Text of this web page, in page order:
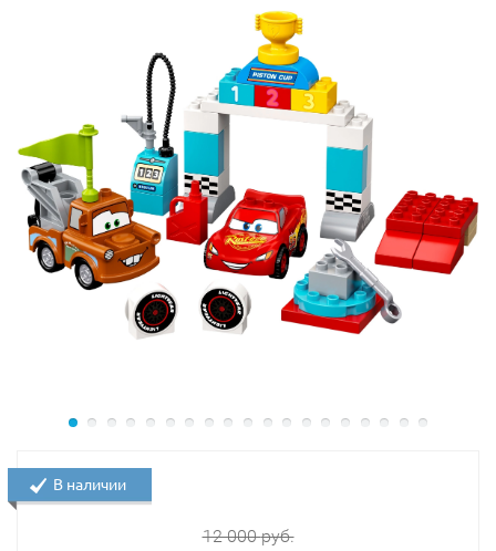
12 000руб.
В наличии